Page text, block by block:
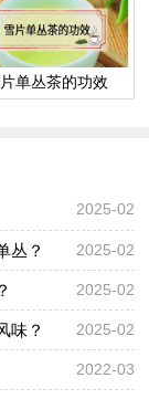
单丛茶的功效
2025-02
丛？ 2025-02
2025-02
味？ 2025-02
2022-03